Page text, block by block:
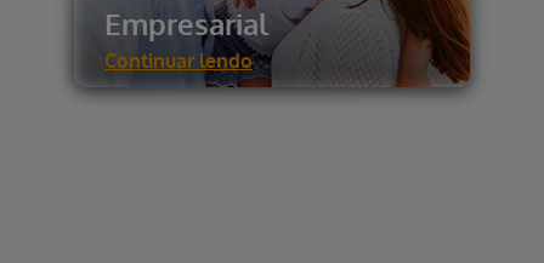
Empresarial
Continuar lendo